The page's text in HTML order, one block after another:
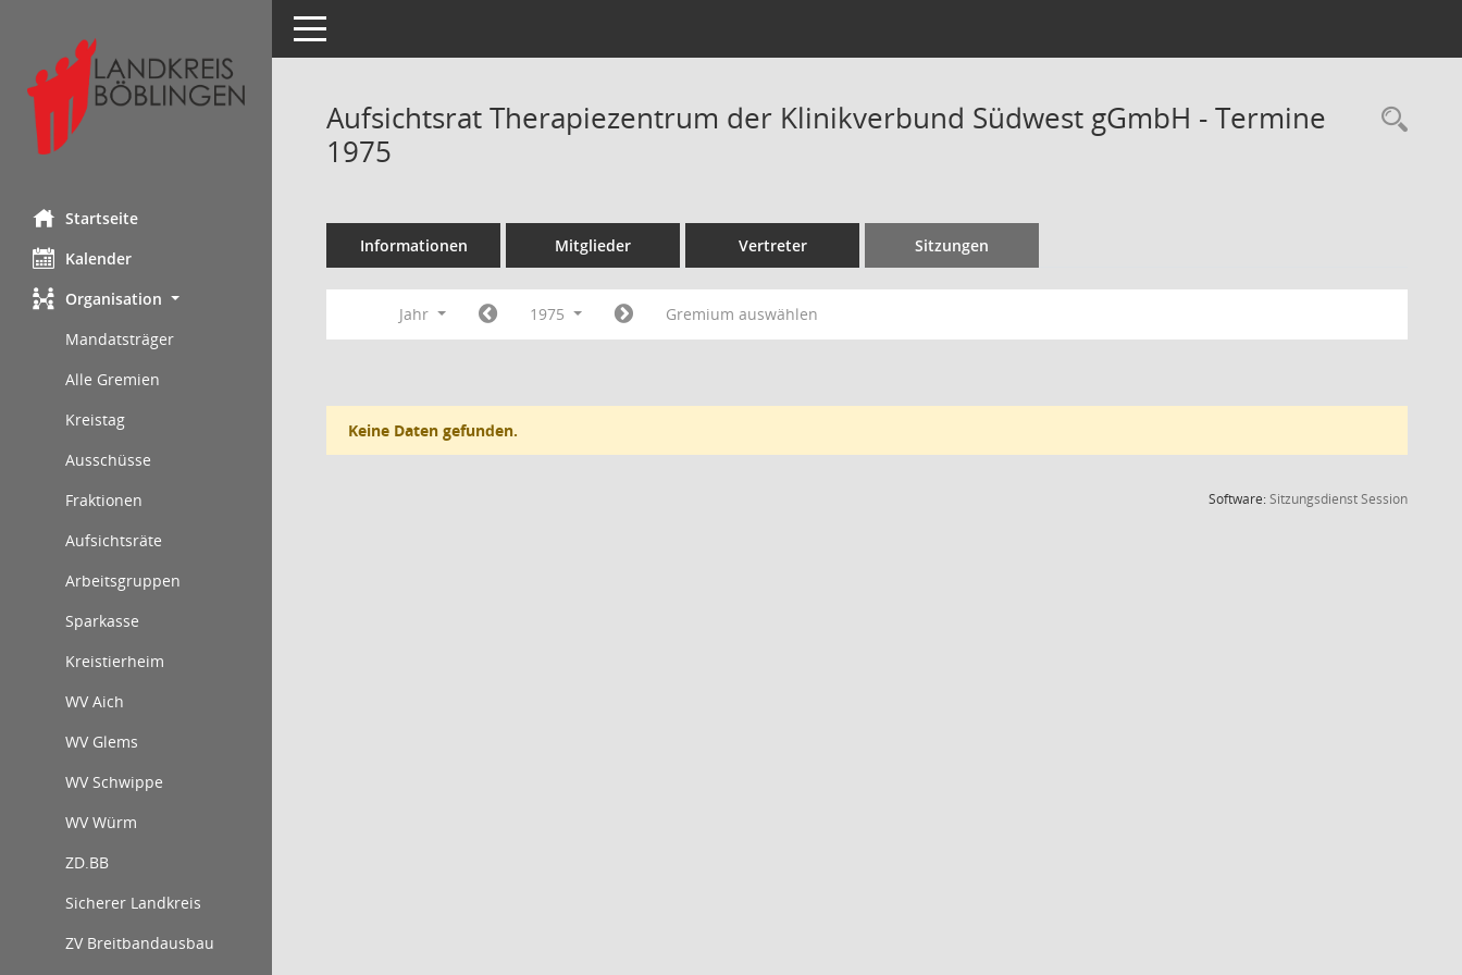
Startseite
Kalender
Organisation
Mandatsträger
Alle Gremien
Kreistag
Ausschüsse
Fraktionen
Aufsichtsräte
Arbeitsgruppen
Sparkasse
Kreistierheim
WV Aich
WV Glems
WV Schwippe
WV Würm
ZD.BB
Sicherer Landkreis
ZV Breitbandausbau
Toggle navigation
Aufsichtsrat Therapiezentrum der Klinikverbund Südwest gGmbH - Termine
1975
Informationen Mitglieder Vertreter Sitzungen
Jahr 1975 Gremium auswählen
Keine Daten gefunden.
Software:SitzungsdienstSession(Wird in